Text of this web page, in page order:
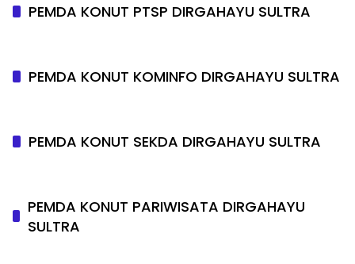
PEMDA KONUT PTSP DIRGAHAYU SULTRA
PEMDA KONUT KOMINFO DIRGAHAYU SULTRA
PEMDA KONUT SEKDA DIRGAHAYU SULTRA
PEMDA KONUT PARIWISATA DIRGAHAYU
SULTRA